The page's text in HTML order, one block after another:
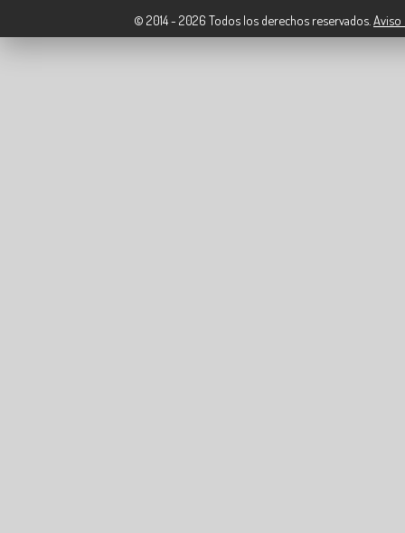
© 2014 - 2026 Todos los derechos reservados. Aviso